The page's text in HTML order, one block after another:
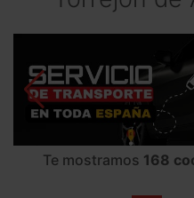
Te mostramos 168